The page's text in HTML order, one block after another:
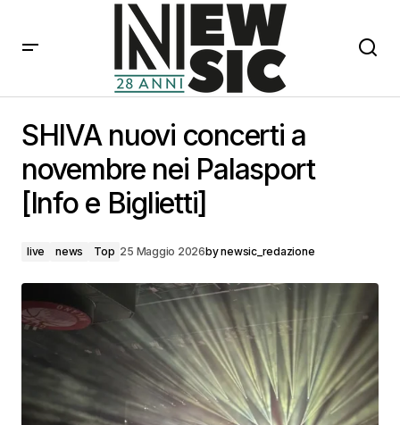
Biglietti]
SHIVA nuovi concerti a
novembre nei Palasport
[Info e Biglietti]
live news Top 25 Maggio 2026bynewsic_redazione